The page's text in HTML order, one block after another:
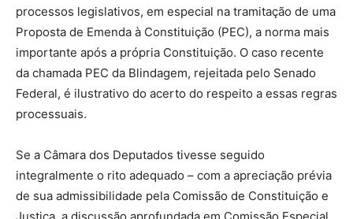
processos legislativos, em especial na tramitação de uma
Proposta de Emenda à Constituição (PEC), a norma mais
importante após a própria Constituição. O caso recente
da chamada PEC da Blindagem, rejeitada pelo Senado
Federal, é ilustrativo do acerto do respeito a essas regras
processuais.
Se a Câmara dos Deputados tivesse seguido
integralmente o rito adequado – com a apreciação prévia
de sua admissibilidade pela Comissão de Constituição e